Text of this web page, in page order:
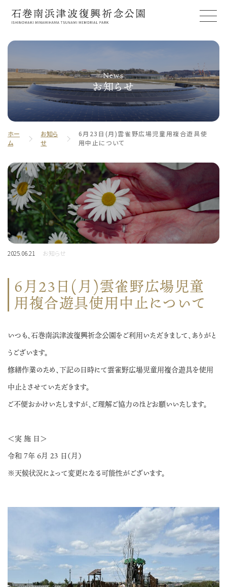
News
お知らせ
ホー
ム
お知ら
せ
6月23日(月)雲雀野広場児童用複合遊具使
用中止について
2025.06.21 お知らせ
6月23日(月)雲雀野広場児童
用複合遊具使用中止について
いつも、石巻南浜津波復興祈念公園をご利用いただきまして、ありがと
うございます。
修繕作業のため、下記の日時にて雲雀野広場児童用複合遊具を使用
中止とさせていただきます。
ご不便おかけいたしますが、ご理解ご協力のほどお願いいたします。
＜実 施 日＞
令和 7年 6月 23 日（月）
※天候状況によって変更になる可能性がございます。